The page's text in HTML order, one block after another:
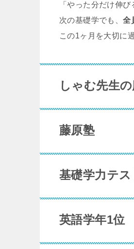
「やった分だけ伸
次の基礎学でも、全
この1ヶ月を大切に
しゃむ先生
藤原塾
基礎学力テス
英語学年1位